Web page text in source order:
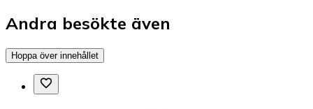
Andra besökte även
Hoppa över innehållet